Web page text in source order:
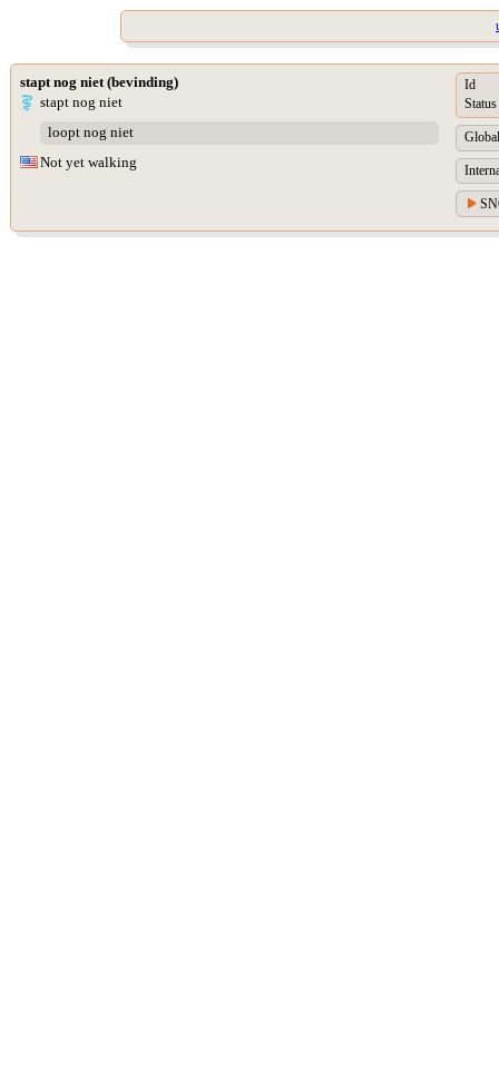
stapt nog niet (bevinding)
stapt nog niet
loopt nog niet
Not yet walking
Id
Status